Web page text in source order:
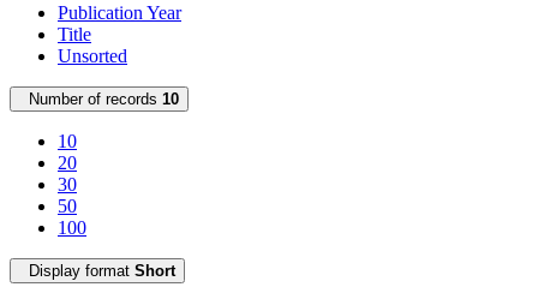
Publication Year
Title
Unsorted
Number of records 10
10
20
30
50
100
Display format Short